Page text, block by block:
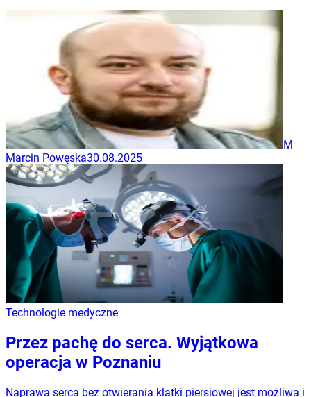
M
Marcin Powęska30.08.2025
Technologie medyczne
Przez pachę do serca. Wyjątkowa
operacja w Poznaniu
Naprawa serca bez otwierania klatki piersiowej jest możliwa i